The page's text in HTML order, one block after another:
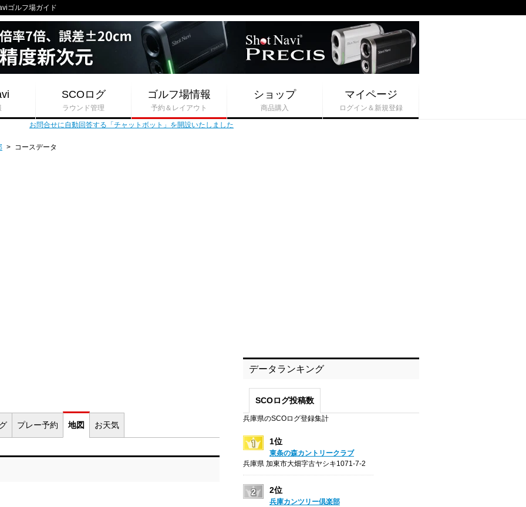
ゴルフ場ガイド
SCOログ
ラウンド管理
ゴルフ場情報
予約＆レイアウト
ショップ
商品購入
マイページ
ログイン＆新規登録
お問合せに自動回答する「チャットボット」を開設いたしました
> コースデータ
プレー予約 地図 お天気
データランキング
SCOログ投稿数
兵庫県のSCOログ登録集計
1位
東条の森カントリークラブ
兵庫県 加東市大畑字古ヤシキ1071-7-2
2位
兵庫カンツリー倶楽部